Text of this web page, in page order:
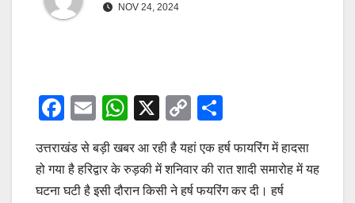
NOV 24, 2024
F
c
e
E
ail
W
at
s
X
C
p
y
h
ar
e
उत्तराखंड से बड़ी खबर आ रही है यहां एक हर्ष फायरिंग में हादसा
हो गया है हरिद्वार के रुड़की में शनिवार की रात शादी समारोह में यह
घटना घटी है इसी दौरान किसी ने हर्ष फयरिंग कर दी। हर्ष